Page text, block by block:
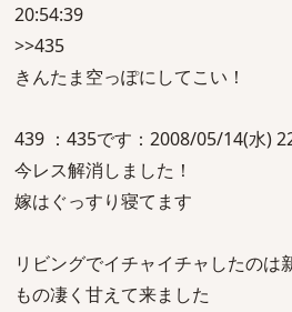
20:54:39
>>435
きんたま空っぽにしてこい！
439 ：435です：2008/05/14(水)
今レス解消しました！
嫁はぐっすり寝てます
リビングでイチャイチャしたのは
もの凄く甘えて来ました